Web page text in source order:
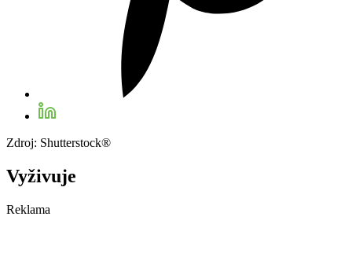
Zdroj: Shutterstock®
Vyživuje
Reklama